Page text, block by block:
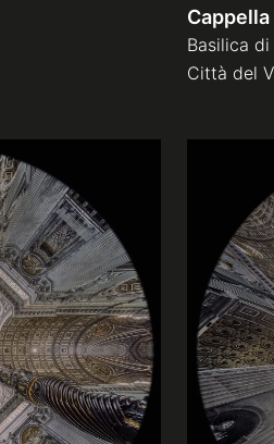
Basilica
Città del